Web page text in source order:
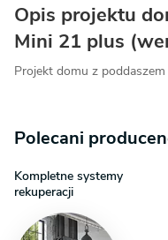
Opis projektu
Mini 21 plus
Projekt domu z
Polecani
Kompletne systemy
rekuperacji